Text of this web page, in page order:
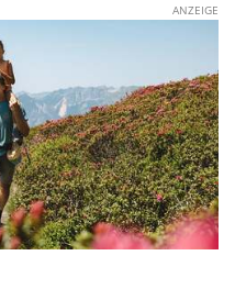
ANZEIGE